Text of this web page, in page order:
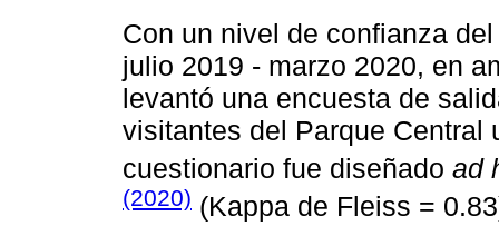
Con un nivel de confianza
julio 2019 - marzo 2020, en
levantó una encuesta de
visitantes del Parque Central
cuestionario fue diseñado ad
(2020) (Kappa de Fleiss =